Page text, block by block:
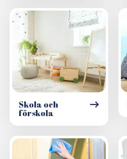
Skola och
förskola